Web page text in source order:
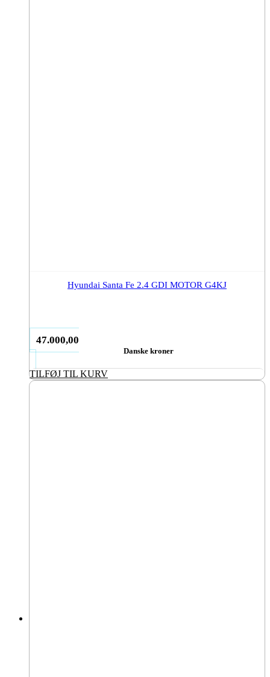
Hyundai Santa Fe 2.4 GDI MOTOR G4KJ
47.000,00
Danske kroner
TILFØJ TIL KURV